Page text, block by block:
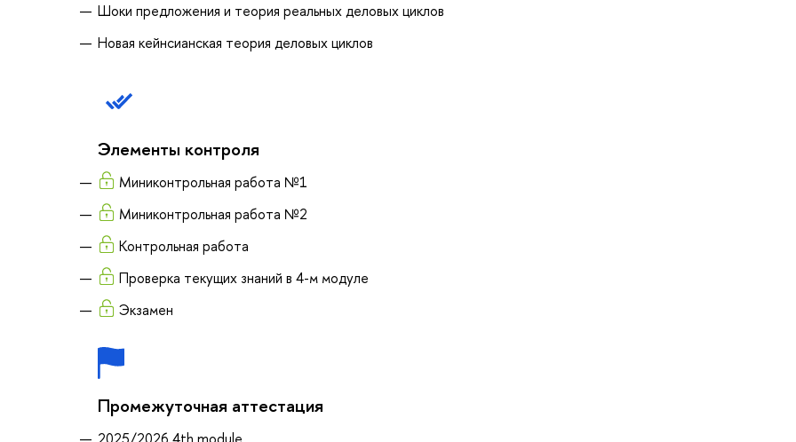
Шоки предложения и теория реальных деловых циклов
Новая кейнсианская теория деловых циклов
Элементы контроля
Миниконтрольная работа №1
Миниконтрольная работа №2
Контрольная работа
Проверка текущих знаний в 4-м модуле
Экзамен
Промежуточная аттестация